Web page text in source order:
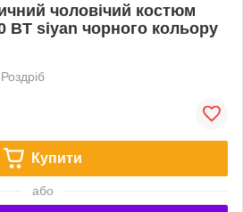
чоловічий костюм
BT siyan чорного кольору
Роздріб
Купити
або